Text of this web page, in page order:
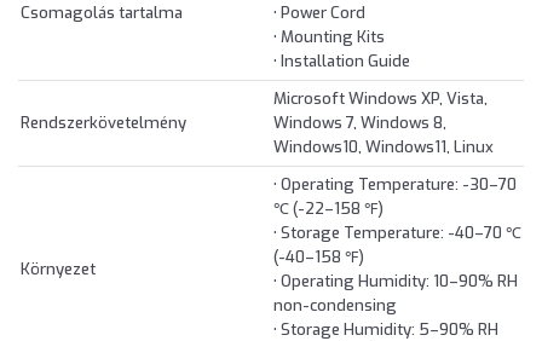
Csomagolás tartalma
• Power Cord
• Mounting Kits
• Installation Guide
Rendszerkövetelmény
Microsoft Windows XP, Vista,
Windows 7, Windows 8,
Windows10, Windows11, Linux
Környezet
• Operating Temperature: -30–70
℃ (-22–158 ℉)
• Storage Temperature: -40–70 ℃
(-40–158 ℉)
• Operating Humidity: 10–90% RH
non-condensing
• Storage Humidity: 5–90% RH